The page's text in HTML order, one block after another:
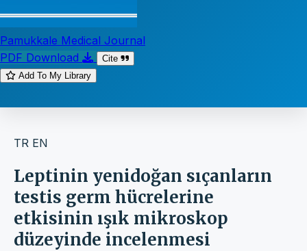
Pamukkale Medical Journal
PDF Download
Cite
Add To My Library
TR EN
Leptinin yenidoğan sıçanların
testis germ hücrelerine
etkisinin ışık mikroskop
düzeyinde incelenmesi